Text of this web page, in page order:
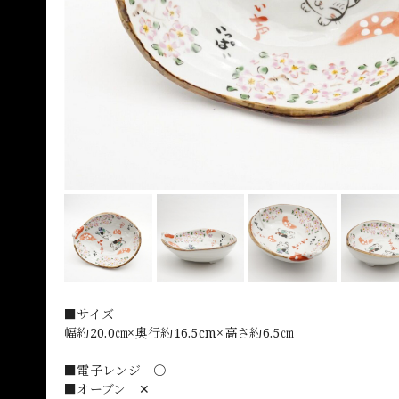
■サイズ
幅約20.0㎝×奥行約16.5cm×高さ約6.5㎝
■電子レンジ 〇
■オーブン ✕